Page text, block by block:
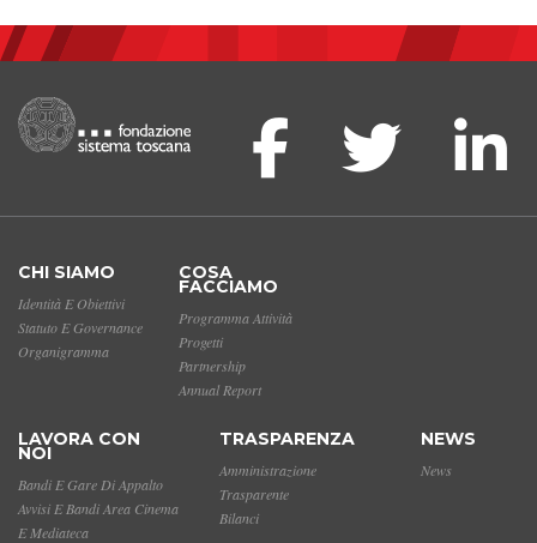
CHI SIAMO
Identità E Obiettivi
Statuto E Governance
Organigramma
COSA
FACCIAMO
Programma Attività
Progetti
Partnership
Annual Report
LAVORA CON
NOI
Bandi E Gare Di Appalto
Avvisi E Bandi Area Cinema
E Mediateca
TRASPARENZA
Amministrazione
Trasparente
Bilanci
NEWS
News